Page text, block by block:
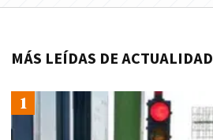
MÁS LEÍDAS DE ACTUALIDAD